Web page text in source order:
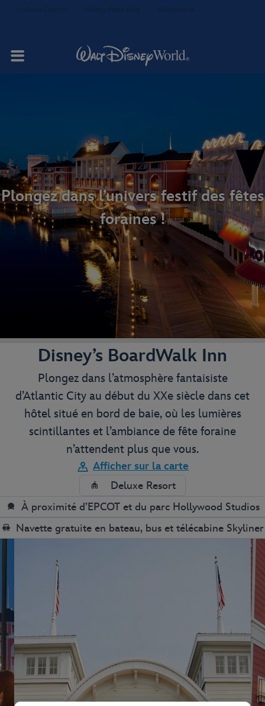
suites
YouTube Channel Disney Parks Blog Disney.co.uk
Plongez dans l’univers festif des fêtes
foraines !
Disney’s BoardWalk Inn
Plongez dans l’atmosphère fantaisiste
d’Atlantic City au début du XXe siècle dans cet
hôtel situé en bord de baie, où les lumières
scintillantes et l’ambiance de fête foraine
n’attendent plus que vous.
Afficher sur la carte
Deluxe Resort
À proximité d’EPCOT et du parc Hollywood Studios
Navette gratuite en bateau, bus et télécabine Skyliner